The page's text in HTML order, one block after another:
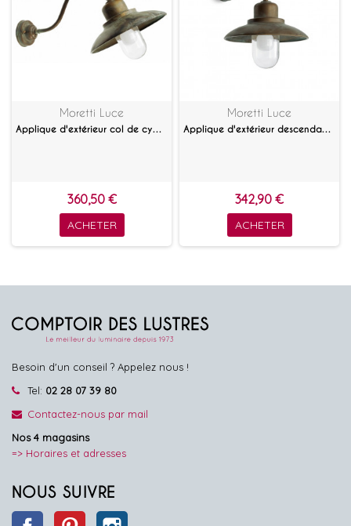
Moretti Luce
Applique d'extérieur col de cygne inclinée Patio
360,50 €
ACHETER
Moretti Luce
Applique d'extérieur descendante Patio
342,90 €
ACHETER
Besoin d'un conseil ? Appelez nous !
Tel: 02 28 07 39 80
Contactez-nous par mail
Nos 4 magasins
=> Horaires et adresses
NOUS SUIVRE
Facebook Pinterest